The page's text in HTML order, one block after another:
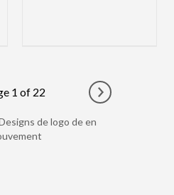
1 of 22
Go to next
de logo de en